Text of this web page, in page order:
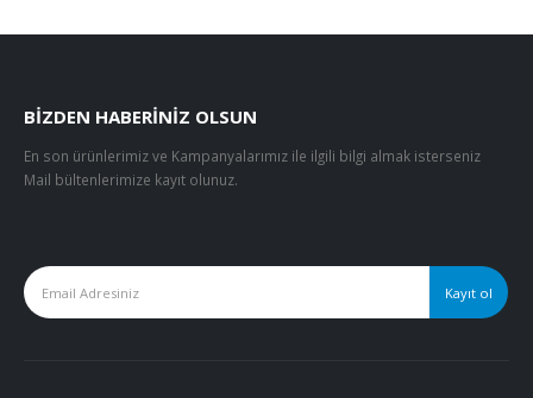
BIZDEN HABERINIZ OLSUN
En son ürünlerimiz ve Kampanyalarımız ile ilgili bilgi almak isterseniz
Mail bültenlerimize kayıt olunuz.